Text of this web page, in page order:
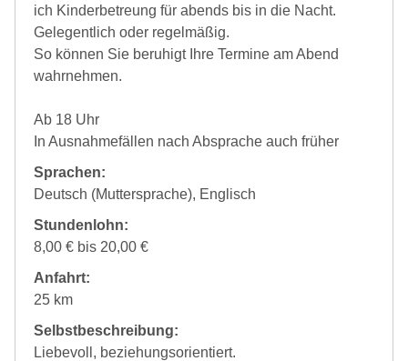
ich Kinderbetreung für abends bis in die Nacht.
Gelegentlich oder regelmäßig.
So können Sie beruhigt Ihre Termine am Abend
wahrnehmen.
Ab 18 Uhr
In Ausnahmefällen nach Absprache auch früher
Sprachen:
Deutsch (Muttersprache), Englisch
Stundenlohn:
8,00 € bis 20,00 €
Anfahrt:
25 km
Selbstbeschreibung:
Liebevoll, beziehungsorientiert.